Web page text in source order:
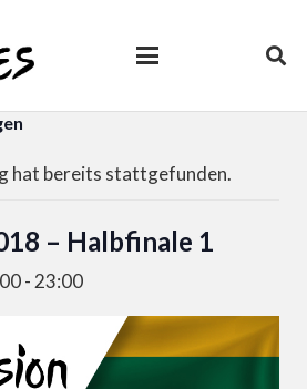
hat bereits stattgefunden.
– Halbfinale 1
- 23:00